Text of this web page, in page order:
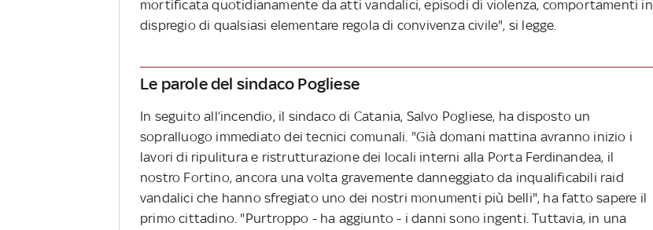
mortificata quotidianamente da atti vandalici, episodi di violenza, comportamenti in
dispregio di qualsiasi elementare regola di convivenza civile", si legge.
Le parole del sindaco Pogliese
In seguito all’incendio, il sindaco di Catania, Salvo Pogliese, ha disposto un
sopralluogo immediato dei tecnici comunali. "Già domani mattina avranno inizio i
lavori di ripulitura e ristrutturazione dei locali interni alla Porta Ferdinandea, il
nostro Fortino, ancora una volta gravemente danneggiato da inqualificabili raid
vandalici che hanno sfregiato uno dei nostri monumenti più belli", ha fatto sapere il
primo cittadino. "Purtroppo - ha aggiunto - i danni sono ingenti. Tuttavia, in una